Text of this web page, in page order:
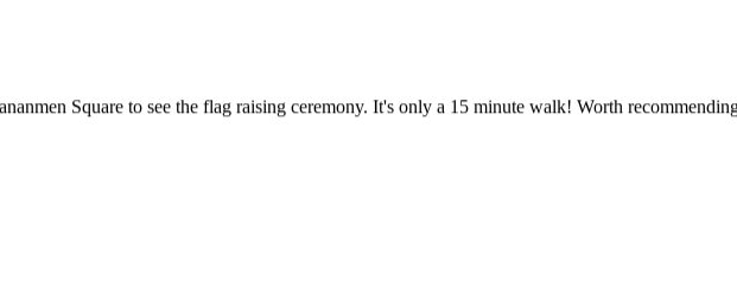
Square to see the flag raising ceremony. It's only a 15 minute walk! Worth recommending!